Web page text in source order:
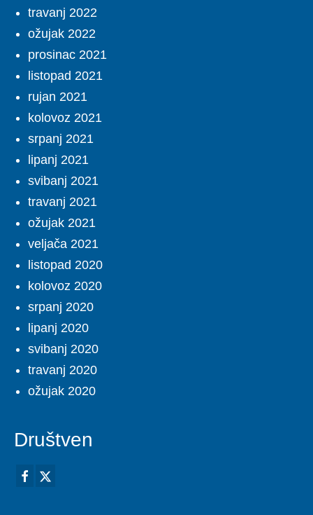
travanj 2022
ožujak 2022
prosinac 2021
listopad 2021
rujan 2021
kolovoz 2021
srpanj 2021
lipanj 2021
svibanj 2021
travanj 2021
ožujak 2021
veljača 2021
listopad 2020
kolovoz 2020
srpanj 2020
lipanj 2020
svibanj 2020
travanj 2020
ožujak 2020
Društven